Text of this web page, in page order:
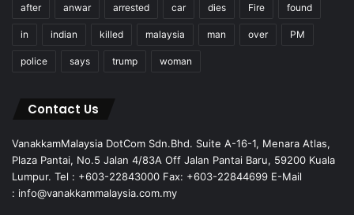
after anwar arrested car dies Fire found
in indian killed malaysia man over PM
police says trump woman
Contact Us
VanakkamMalaysia DotCom Sdn.Bhd. Suite A-16-1, Menara Atlas,
Plaza Pantai, No.5 Jalan 4/83A Off Jalan Pantai Baru, 59200 Kuala
Lumpur. Tel : +603-22843000 Fax: +603-22844699 E-Mail
: info@vanakkammalaysia.com.my